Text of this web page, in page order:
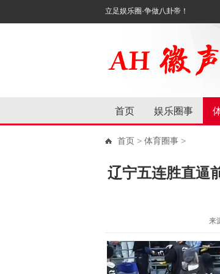
立足娱乐圈·争做八卦帝！
首页 娱乐圈事
首页 > 体育圈事 >
辽宁五连胜直逼
来